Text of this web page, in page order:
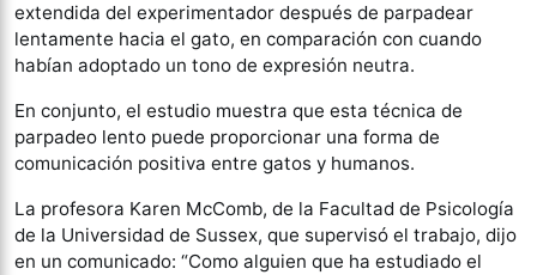
extendida del experimentador después de parpadear
lentamente hacia el gato, en comparación con cuando
habían adoptado un tono de expresión neutra.
En conjunto, el estudio muestra que esta técnica de
parpadeo lento puede proporcionar una forma de
comunicación positiva entre gatos y humanos.
La profesora Karen McComb, de la Facultad de Psicología
de la Universidad de Sussex, que supervisó el trabajo, dijo
en un comunicado: “Como alguien que ha estudiado el